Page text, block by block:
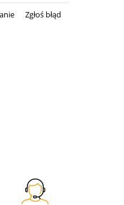
Zgłoś błąd